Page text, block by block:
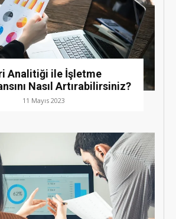
Analitiği ile İşletme
Nasıl Artırabilirsiniz?
11 Mayıs 2023